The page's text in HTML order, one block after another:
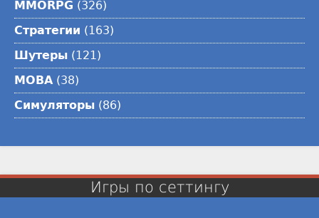
MMORPG (326)
Стратегии (163)
Шутеры (121)
MOBA(38)
Симуляторы (86)
Игры по сеттингу